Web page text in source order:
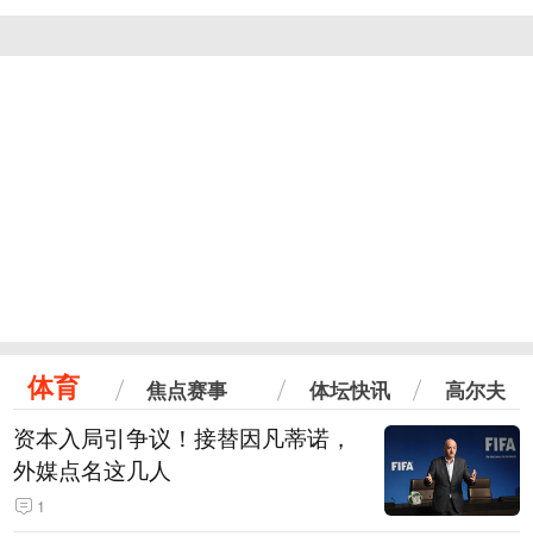
体育 焦点赛事 体坛快讯 高尔夫
资本入局引争议！接替因凡蒂诺，
外媒点名这几人
1